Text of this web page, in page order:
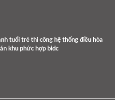
tuổi trẻ thi công hệ thống điều hòa
khu phức hợp bidc